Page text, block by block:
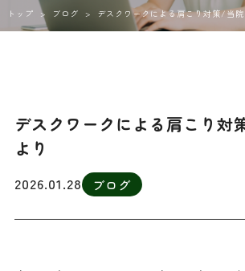
トップ > ブログ > デスクワークによる肩こり対策/当
デスクワークによる肩こり対
より
2026.01.28 ブログ